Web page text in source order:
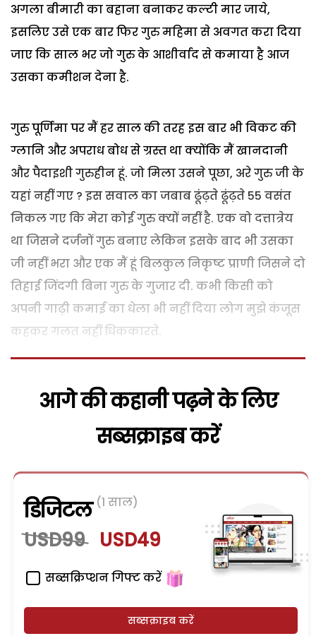
अगला बीमारी का बहाना बनाकर कल्टी मार जाये,
इसलिए उसे एक बार फिर गुरु महिमा से अवगत करा दिया
जाए कि साल भर जो गुरु के आशीर्वाद से कमाया है आज
उसका कमीशन देना है.
गुरु पूर्णिमा पर मैं हर साल की तरह इस बार भी विकट की
ग्लानि और अपराध बोध से ग्रस्त था क्योंकि मैं खानदानी
और पैदाइशी गुरुहीन हूं. जो मिला उसने पूछा, अरे गुरु जी के
यहां नहीं गए ? इस सवाल का जबाब ढूंढ़ते ढूंढ़ते 55 वसंत
निकल गए कि मेरा कोई गुरु क्यों नहीं है. एक वो दत्तात्रेय
था जिसने दर्जनों गुरु बनाए लेकिन इसके बाद भी उसका
जी नहीं भरा और एक मैं हूं बिलकुल निकृष्ट प्राणी जिसने दो
तिहाई जिंदगी बिना गुरु के गुजार दी. कभी किसी को
अपनी गाढ़ी कमाई का धेला भी नहीं दिया लोग मुझे कंजूस
कहकर गलत नहीं धिककारते.
आगे की कहानी पढ़ने के लिए
सब्सक्राइब करें
डिजिटल (1 साल)
USD99 USD49
सब्सक्रिप्शन गिफ्ट करें
सब्सक्राइब करें